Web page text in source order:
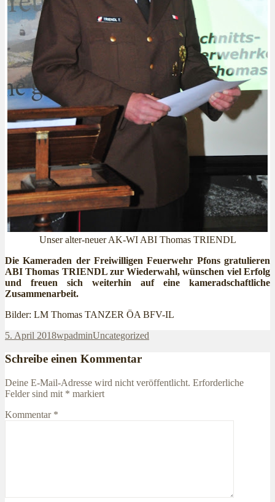
Unser alter-neuer AK-WI ABI Thomas TRIENDL
Die Kameraden der Freiwilligen Feuerwehr Pfons gratulieren
ABI Thomas TRIENDL zur Wiederwahl, wünschen viel Erfolg
und freuen sich weiterhin auf eine kameradschaftliche
Zusammenarbeit.
Bilder: LM Thomas TANZER ÖA BFV-IL
Veröffentlicht
5. April 2018Autor
wpadminKategorien
Uncategorized
Schreibe einen Kommentar
Deine E-Mail-Adresse wird nicht veröffentlicht. Erforderliche
Felder sind mit * markiert
Kommentar *